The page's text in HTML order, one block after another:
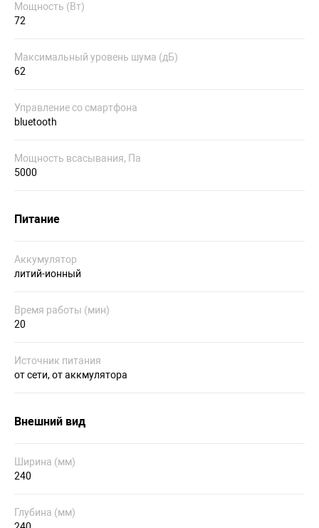
Мощность (Вт)
72
Максимальный уровень шума (дБ)
62
Управление со смартфона
bluetooth
Мощность всасывания, Па
5000
Питание
Аккумулятор
литий-ионный
Время работы (мин)
20
Источник питания
от сети, от аккмулятора
Внешний вид
Ширина (мм)
240
Глубина (мм)